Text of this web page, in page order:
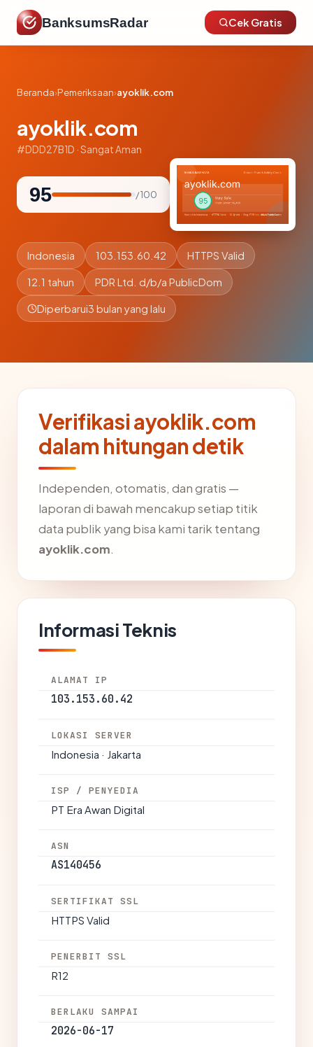
BanksumsRadar Cek Gratis
Beranda›Pemeriksaan›ayoklik.com
ayoklik.com
#DDD27B1D · Sangat Aman
95 / 100
Indonesia 103.153.60.42 HTTPS Valid
12.1 tahun PDR Ltd. d/b/a PublicDom
Diperbarui3 bulan yang lalu
Verifikasi ayoklik.com
dalam hitungan detik
Independen, otomatis, dan gratis —
laporan di bawah mencakup setiap titik
data publik yang bisa kami tarik tentang
ayoklik.com.
Informasi Teknis
ALAMAT IP
103.153.60.42
LOKASI SERVER
Indonesia · Jakarta
ISP / PENYEDIA
PT Era Awan Digital
ASN
AS140456
SERTIFIKAT SSL
HTTPS Valid
PENERBIT SSL
R12
BERLAKU SAMPAI
2026-06-17